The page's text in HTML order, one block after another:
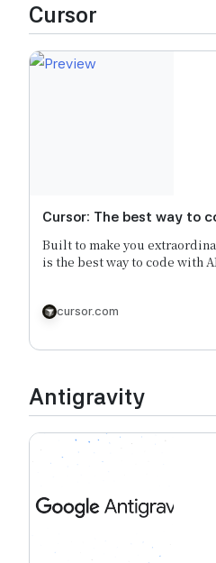
Cursor
Cursor: The best way to
Built to make you
is the best way to code with
cursor.com
Antigravity